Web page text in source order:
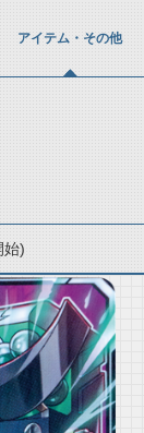
アイテム・その他
始)